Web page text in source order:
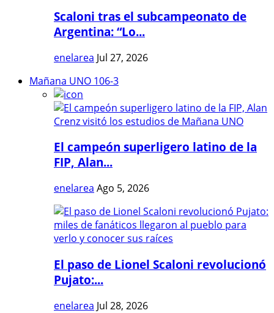
Scaloni tras el subcampeonato de
Argentina: “Lo...
enelarea Jul 27, 2026
Mañana UNO 106-3
El campeón superligero latino de la
FIP, Alan...
enelarea Ago 5, 2026
El paso de Lionel Scaloni revolucionó
Pujato:...
enelarea Jul 28, 2026